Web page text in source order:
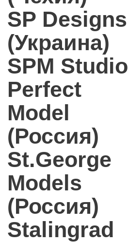
SP Designs
(Украина)
SPM Studio
Perfect
Model
(Россия)
St.George
Models
(Россия)
Stalingrad